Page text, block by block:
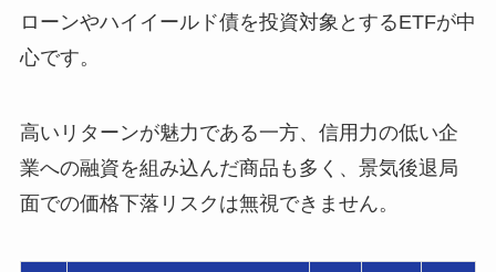
ローンやハイイールド債を投資対象とするETFが中
心です。
高いリターンが魅力である一方、信用力の低い企
業への融資を組み込んだ商品も多く、景気後退局
面での価格下落リスクは無視できません。